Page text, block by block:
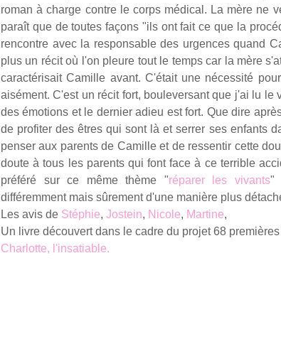
roman à charge contre le corps médical. La mère ne
paraît que de toutes façons "ils ont fait ce que la
rencontre avec la responsable des urgences quand
plus un récit où l'on pleure tout le temps car la mère
caractérisait Camille avant. C'était une nécessité
aisément. C'est un récit fort, bouleversant que j'ai lu le
des émotions et le dernier adieu est fort. Que dire
de profiter des êtres qui sont là et serrer ses enfants
penser aux parents de Camille et de ressentir cette
doute à tous les parents qui font face à ce terrible
préféré sur ce même thème "réparer les vivants"
différemment mais sûrement d'une manière plus
Les avis de Stéphie, Jostein, Nicole, Martine,
Un livre découvert dans le cadre du projet 68
Charlotte, l'insatiable.